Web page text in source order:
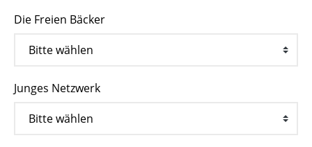
Die Freien Bäcker
Junges Netzwerk